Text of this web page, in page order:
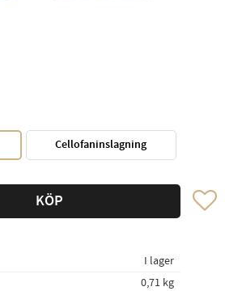
Cellofaninslagning
KÖP Lägg
I lager
0,71 kg